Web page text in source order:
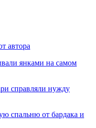
автора
янками на самом
справляли нужду
спальню от бардака и